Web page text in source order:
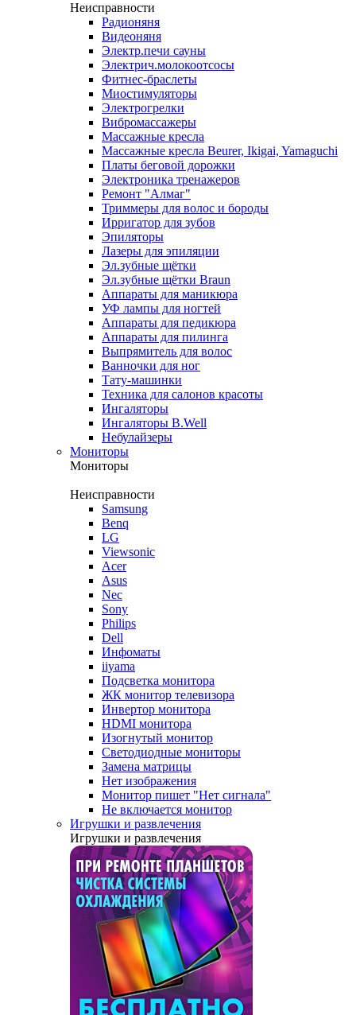
Неисправности
Радионяня
Видеоняня
Электр.печи сауны
Электрич.молокоотсосы
Фитнес-браслеты
Миостимуляторы
Электрогрелки
Вибромассажеры
Массажные кресла
Массажные кресла Beurer, Ikigai, Yamaguchi
Платы беговой дорожки
Электроника тренажеров
Ремонт "Алмаг"
Триммеры для волос и бороды
Ирригатор для зубов
Эпиляторы
Лазеры для эпиляции
Эл.зубные щётки
Эл.зубные щётки Braun
Аппараты для маникюра
УФ лампы для ногтей
Аппараты для педикюра
Аппараты для пилинга
Выпрямитель для волос
Ванночки для ног
Тату-машинки
Техника для салонов красоты
Ингаляторы
Ингаляторы B.Well
Небулайзеры
Мониторы
Мониторы
Неисправности
Samsung
Benq
LG
Viewsonic
Acer
Asus
Nec
Sony
Philips
Dell
Инфоматы
iiyama
Подсветка монитора
ЖК монитор телевизора
Инвертор монитора
HDMI монитора
Изогнутый монитор
Светодиодные мониторы
Замена матрицы
Нет изображения
Монитор пишет "Нет сигнала"
Не включается монитор
Игрушки и развлечения
Игрушки и развлечения